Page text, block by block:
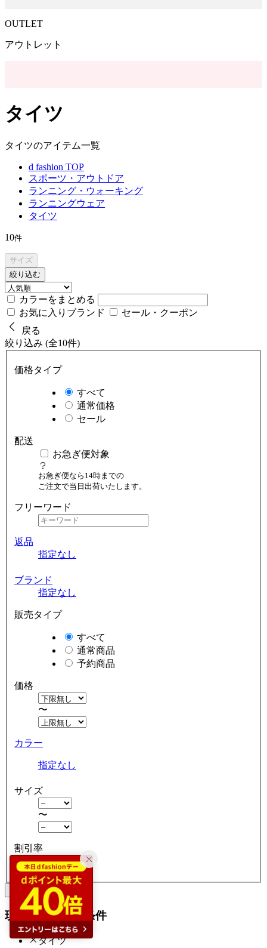
OUTLET
アウトレット
タイツ
タイツのアイテム一覧
d fashion TOP
スポーツ・アウトドア
ランニング・ウォーキング
ランニングウェア
タイツ
10件
サイズ
絞り込む
カラーをまとめる
お気に入りブランド
セール・クーポン
戻る
絞り込み (全10件)
価格タイプ
すべて
通常価格
セール
配送
お急ぎ便対象
お急ぎ便なら14時までの
ご注文で当日出荷いたします。
フリーワード
返品
指定なし
ブランド
指定なし
販売タイプ
すべて
通常商品
予約商品
価格
〜
カラー
指定なし
サイズ
〜
割引率
クリア 絞り込む
現在の絞り込み条件
タイツ